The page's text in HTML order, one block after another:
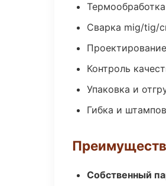
Сварка mig/tig/
Контроль
Упаковка и
Гибка и
Собственный